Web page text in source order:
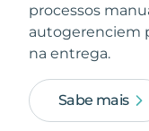
processos
autogerenciem
na entrega.
Sabe mais